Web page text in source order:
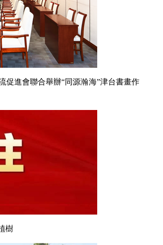
促進會聯合舉辦“同源瀚海”津台書畫作
樹